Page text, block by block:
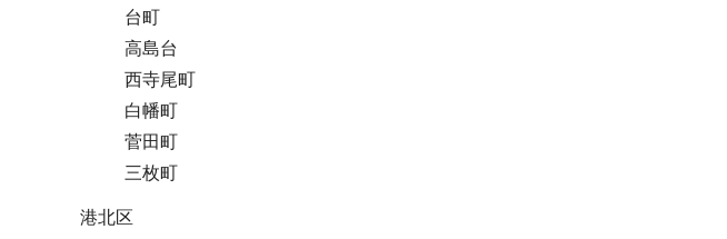
台町
高島台
西寺尾町
白幡町
菅田町
三枚町
港北区